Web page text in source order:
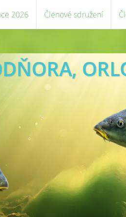
2026 Členové sdružení